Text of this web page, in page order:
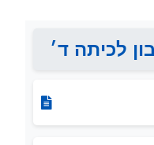
לכיתה ד׳